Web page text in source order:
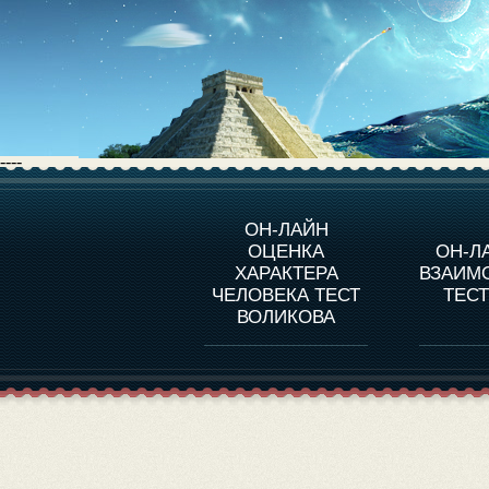
----
ОН-ЛАЙН
ОЦЕНКА
ХАРАКТЕРА
ЧЕЛОВЕКА ТЕСТ
ВОЛИКОВА
ОН-
О ПРОГРАММЕ
ОЦЕНКА ХАРАКТЕРA
ЧЕЛОВЕКА
ОЦЕНКА ХАРАКТЕРА
ВЫДАЮЩИХСЯ
ЛИЧНОСТЕЙ